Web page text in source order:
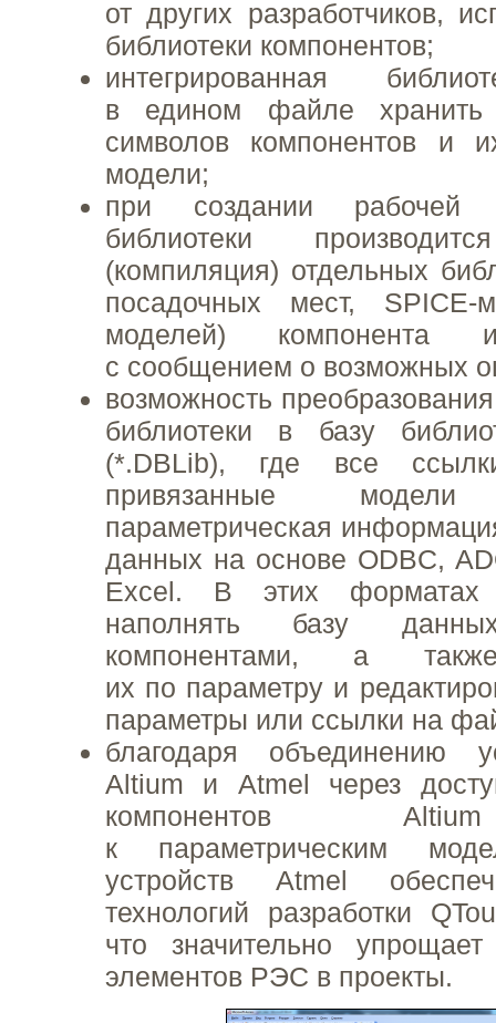
от других разработчиков,
библиотеки компонентов;
интегрированная
в едином файле
символов компонентов и
модели;
при создании рабочей
библиотеки
(компиляция) отдельных
посадочных мест,
моделей) компонента
с сообщением о возможных
возможность
библиотеки в базу
(*.DBLib), где все
привязанные
параметрическая
данных на основе ODBC,
Excel. В этих форматах
наполнять базу
компонентами, а также
их по параметру и
параметры или ссылки на
благодаря объединению
Altium и Atmel через
компонентов
к параметрическим
устройств Atmel
технологий разработки
что значительно
элементов РЭС в проекты.